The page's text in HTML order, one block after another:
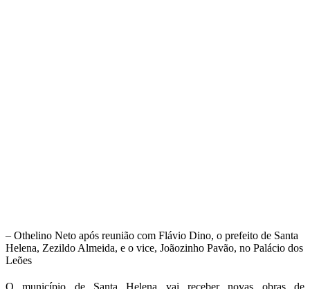
– Othelino Neto após reunião com Flávio Dino, o prefeito de Santa
Helena, Zezildo Almeida, e o vice, Joãozinho Pavão, no Palácio dos
Leões
O município de Santa Helena vai receber novas obras de